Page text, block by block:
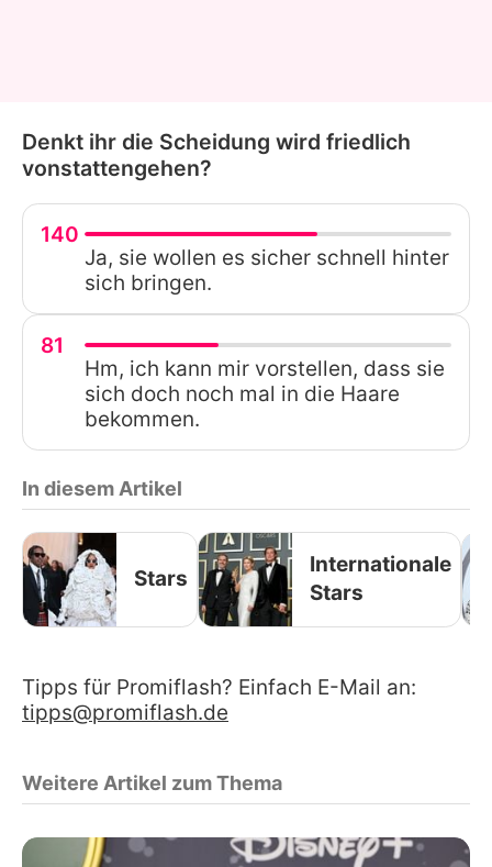
Denkt ihr die Scheidung wird friedlich
vonstattengehen?
140
Ja, sie wollen es sicher schnell hinter
sich bringen.
81
Hm, ich kann mir vorstellen, dass sie
sich doch noch mal in die Haare
bekommen.
In diesem Artikel
Stars
Internationale
Stars
Tipps für Promiflash? Einfach E-Mail an:
tipps@promiflash.de
Weitere Artikel zum Thema